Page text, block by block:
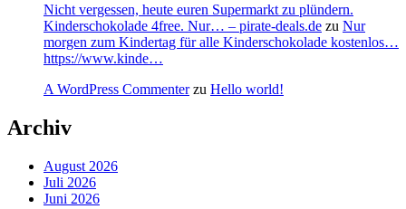
Nicht vergessen, heute euren Supermarkt zu plündern.
Kinderschokolade 4free. Nur… – pirate-deals.de zu Nur
morgen zum Kindertag für alle Kinderschokolade kostenlos…
https://www.kinde…
A WordPress Commenterzu Hello world!
Archiv
August 2026
Juli 2026
Juni 2026